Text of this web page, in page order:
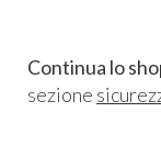
Continua lo
sezione